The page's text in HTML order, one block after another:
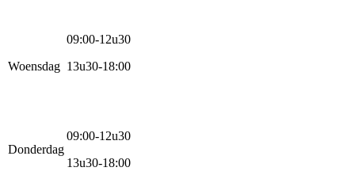
Woensdag
09:00-12u30
13u30-18:00
Donderdag
09:00-12u30
13u30-18:00